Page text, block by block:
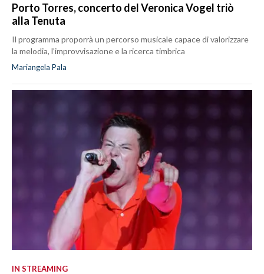
Porto Torres, concerto del Veronica Vogel triò
alla Tenuta
Il programma proporrà un percorso musicale capace di valorizzare
la melodia, l’improvvisazione e la ricerca timbrica
Mariangela Pala
IN STREAMING